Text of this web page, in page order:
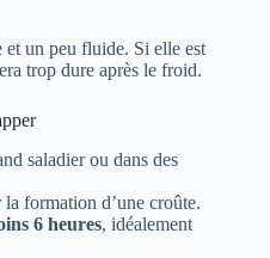
et un peu fluide. Si elle est
trop dure après le froid.
saladier ou dans des
formation d’une croûte.
6 heures, idéalement